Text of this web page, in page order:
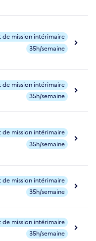
mission intérimaire
35h/semaine
mission intérimaire
35h/semaine
mission intérimaire
35h/semaine
mission intérimaire
35h/semaine
mission intérimaire
35h/semaine